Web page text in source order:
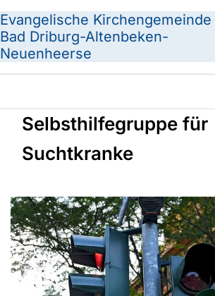
Evangelische Kirchengemeinde
Bad Driburg-Altenbeken-
Neuenheerse
Selbsthilfegruppe für
Suchtkranke